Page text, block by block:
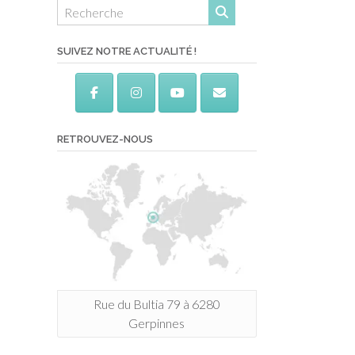
SUIVEZ NOTRE ACTUALITÉ !
RETROUVEZ-NOUS
Rue du Bultia 79 à 6280
Gerpinnes